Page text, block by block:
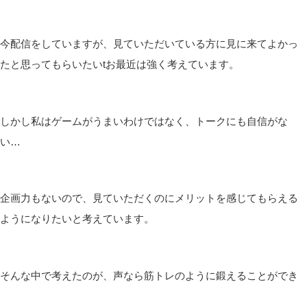
今配信をしていますが、見ていただいている方に見に来てよかっ
たと思ってもらいたいtお最近は強く考えています。
しかし私はゲームがうまいわけではなく、トークにも自信がな
い…
企画力もないので、見ていただくのにメリットを感じてもらえる
ようになりたいと考えています。
そんな中で考えたのが、声なら筋トレのように鍛えることができ